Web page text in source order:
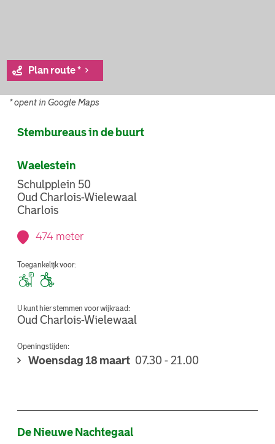
Plan route *
* opent in Google Maps
Stembureaus in de buurt
Waelestein
Schulpplein 50
Oud Charlois-Wielewaal
Charlois
474 meter
Toegankelijk voor:
U kunt hier stemmen voor wijkraad:
Oud Charlois-Wielewaal
Openingstijden:
Woensdag 18 maart 07.30 - 21.00
De Nieuwe Nachtegaal